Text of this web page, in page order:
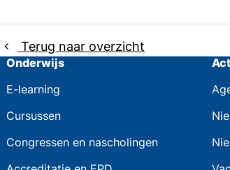
Terug naar overzicht
Onderwijs
E-learning
Cursussen
Congressen en nascholingen